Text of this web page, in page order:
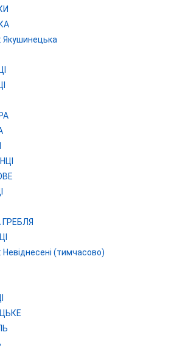
Якушинецька
(тимчасово)